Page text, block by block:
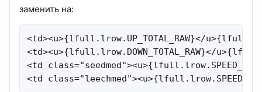
заменить на:
<td><u>{lfull.lrow.UP_TOTAL_RAW}</
<td><u>{lfull.lrow.DOWN_TOTAL_RAW}</
<td
<td